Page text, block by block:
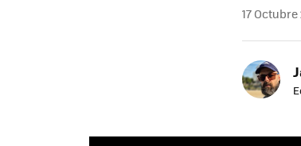
17 Octubre